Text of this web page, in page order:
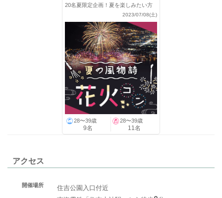
20名夏限定企画！夏を楽しみたい方
2023/07/08(土)
28〜39歳
9名
28〜39歳
11名
アクセス
開催場所
住吉公園入口付近